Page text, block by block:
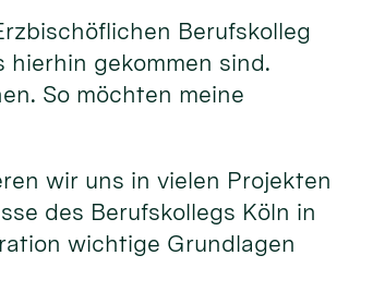
Berufskolleg
gekommen sind.
So möchten meine
wir uns in vielen Projekten
des Berufskollegs Köln in
wichtige Grundlagen